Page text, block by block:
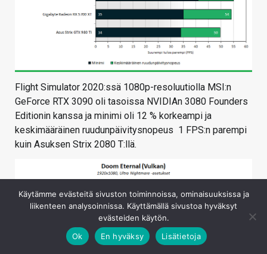
Flight Simulator 2020:ssä 1080p-resoluutiolla MSI:n
GeForce RTX 3090 oli tasoissa NVIDIAn 3080 Founders
Editionin kanssa ja minimi oli 12 % korkeampi ja
keskimääräinen ruudunpäivitysnopeus 1 FPS:n parempi
kuin Asuksen Strix 2080 T:llä.
Käytämme evästeitä sivuston toiminnoissa, ominaisuuksissa ja
liikenteen analysoinnissa. Käyttämällä sivustoa hyväksyt
evästeiden käytön.
Ok
En hyväksy Lisätietoja